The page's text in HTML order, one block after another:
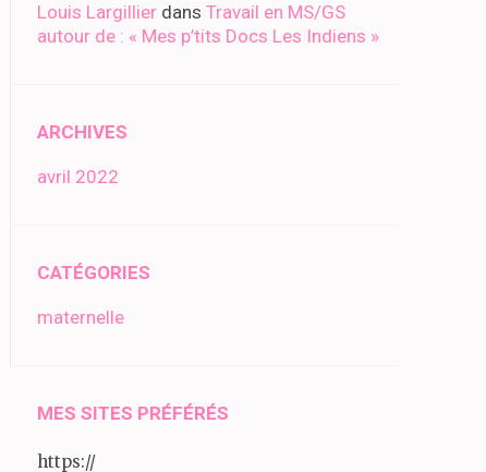
Louis Largillier dans Travail en MS/GS
autour de : « Mes p’tits Docs Les Indiens »
ARCHIVES
avril 2022
CATÉGORIES
maternelle
MES SITES PRÉFÉRÉS
https://